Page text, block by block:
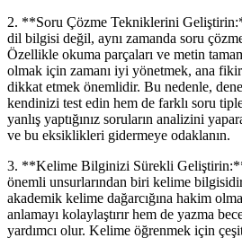
2. **Soru Çözme Tekniklerini
dil bilgisi değil, aynı zamanda soru
Özellikle okuma parçaları ve metin
olmak için zamanı iyi yönetmek, ana
dikkat etmek önemlidir. Bu nedenle,
kendinizi test edin hem de farklı soru
yanlış yaptığınız soruların analizini
ve bu eksiklikleri gidermeye odaklanın.
3. **Kelime Bilginizi Sürekli
önemli unsurlarından biri kelime
akademik kelime dağarcığına hakim
anlamayı kolaylaştırır hem de yazma
yardımcı olur. Kelime öğrenmek için